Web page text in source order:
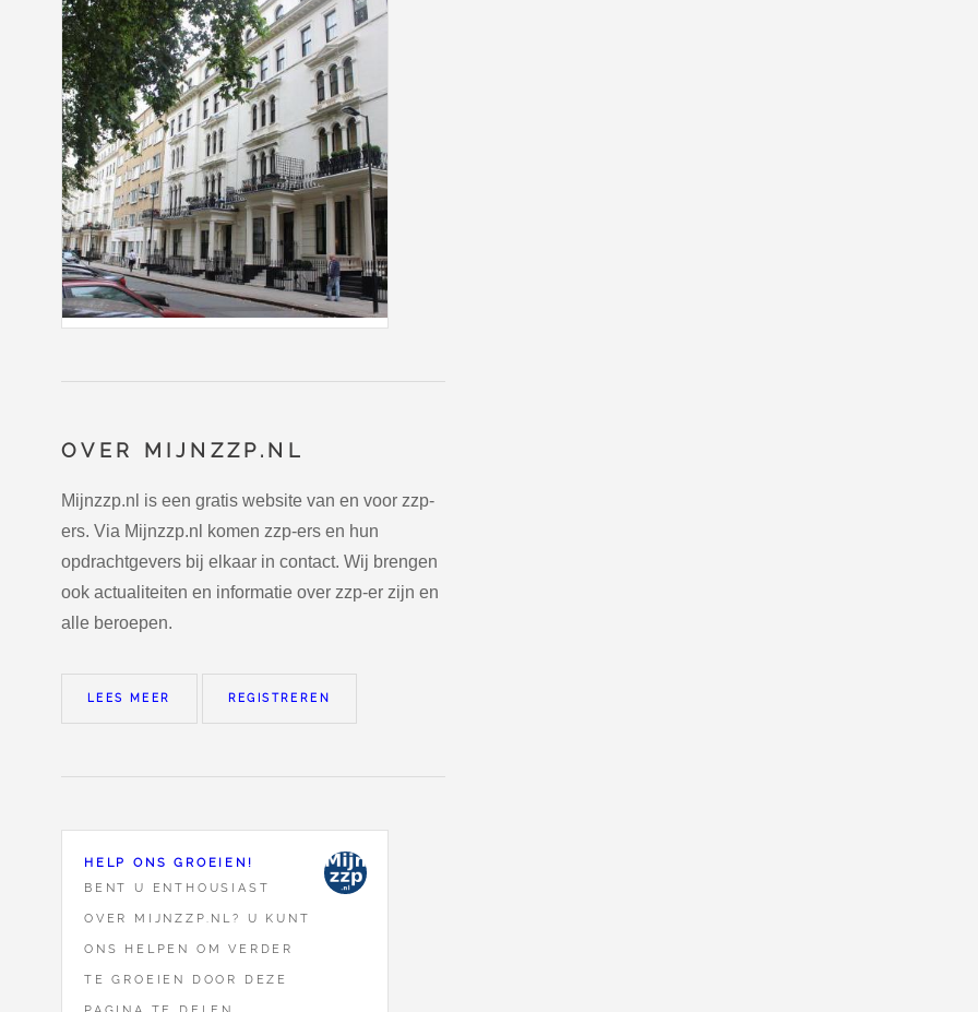
OVER MIJNZZP.NL
Mijnzzp.nl is een gratis website van en voor zzp-
ers. Via Mijnzzp.nl komen zzp-ers en hun
opdrachtgevers bij elkaar in contact. Wij brengen
ook actualiteiten en informatie over zzp-er zijn en
alle beroepen.
LEES MEER REGISTREREN
HELP ONS GROEIEN!
BENT U ENTHOUSIAST
OVER MIJNZZP.NL? U KUNT
ONS HELPEN OM VERDER
TE GROEIEN DOOR DEZE